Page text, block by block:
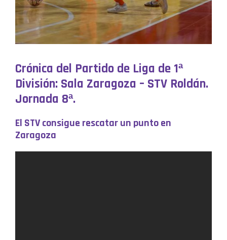
Crónica del Partido de Liga de 1ª
División: Sala Zaragoza – STV Roldán.
Jornada 8ª.
El STV consigue rescatar un punto en
Zaragoza